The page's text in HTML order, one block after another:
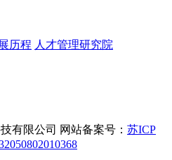
历程 人才管理研究院
有限公司 网站备案号： 苏ICP